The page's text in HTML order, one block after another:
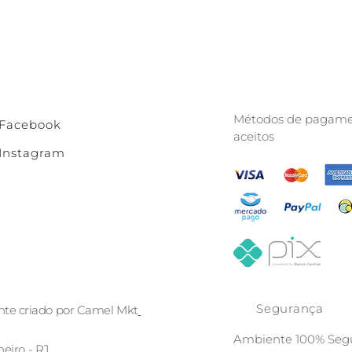
Facebook
Instagram
Métodos de
aceitos
criado por Camel Mkt
Segurança
Ambiente 100%